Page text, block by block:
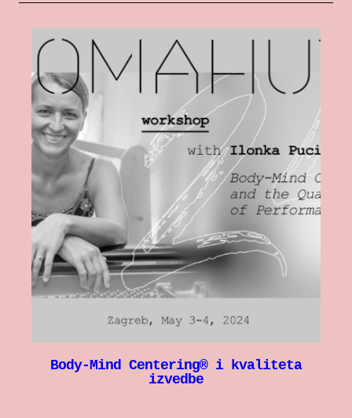
Body-Mind Centering® i kvaliteta
izvedbe